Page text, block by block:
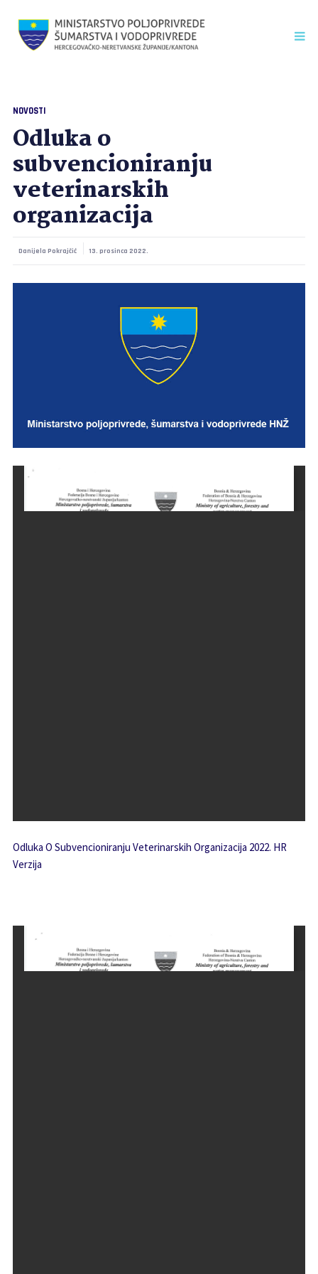
NOVOSTI
Odluka o
subvencioniranju
veterinarskih
organizacija
Danijela Pokrajčić 13. prosinca 2022.
Odluka O Subvencioniranju Veterinarskih Organizacija 2022. HR
Verzija